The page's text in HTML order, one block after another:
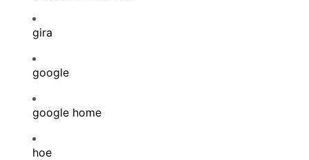
gira
google
google home
hoe